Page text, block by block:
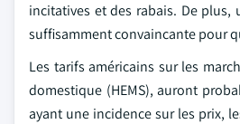
incitatives et des rabais. De
suffisamment convaincante pour
Les tarifs américains sur les
domestique (HEMS), auront
ayant une incidence sur les prix,